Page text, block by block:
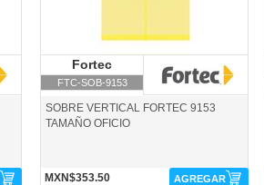
Fortec
FTC-SOB-9153
SOBRE VERTICAL FORTEC 9153
TAMAÑO OFICIO
MXN$353.50 AGREGAR